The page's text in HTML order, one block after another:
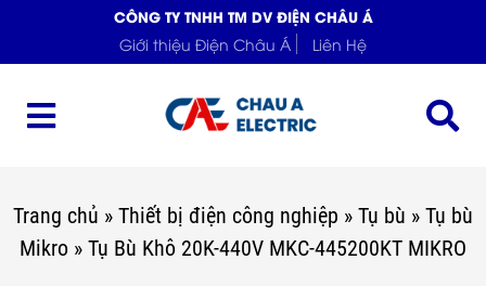
CÔNG TY TNHH TM DV ĐIỆN CHÂU Á
Giới thiệu Điện Châu Á
Liên Hệ
Trang chủ » Thiết bị điện công nghiệp » Tụ bù » Tụ bù
Mikro » Tụ Bù Khô 20K-440V MKC-445200KT MIKRO